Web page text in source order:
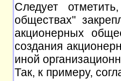
Следует
обществах"
акционерных
создания
иной
Так, к примеру,